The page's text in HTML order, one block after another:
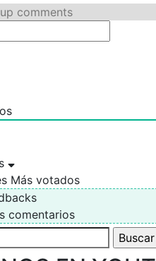
Más votados
comentarios